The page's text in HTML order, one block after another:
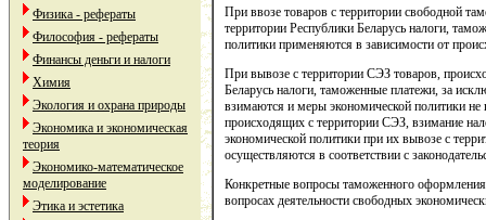
Физика - рефераты
Философия - рефераты
Финансы деньги и налоги
Химия
Экология и охрана природы
Экономика и экономическая
теория
Экономико-математическое
моделирование
Этика и эстетика
При ввозе товаров с территории свободной
территории Республики Беларусь налоги,
политики применяются в зависимости от
При вывозе с территории СЭЗ товаров,
Беларусь налоги, таможенные платежи, за
взимаются и меры экономической политики
происходящих с территории СЭЗ, взимание
экономической политики при их вывозе с
осуществляются в соответствии с
Конкретные вопросы таможенного
вопросах деятельности свободных